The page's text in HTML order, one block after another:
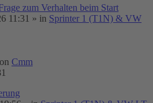
zum Verhalten beim Start
11:31 » in Sprinter 1 (T1N) & VW
Cmm